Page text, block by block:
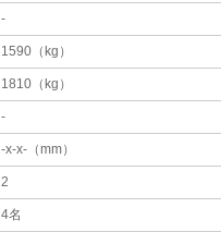
-
1590（kg）
1810（kg）
-
-x-x-（mm）
2
4名